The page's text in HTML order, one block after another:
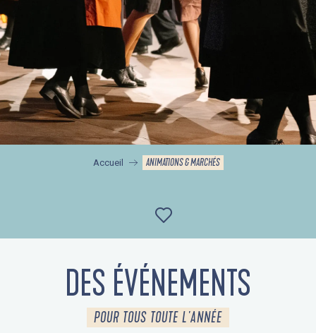
Accueil ANIMATIONS & MARCHÉS
Ajouter aux
DES ÉVÉNEMENTS
POUR TOUS TOUTE L'ANNÉE